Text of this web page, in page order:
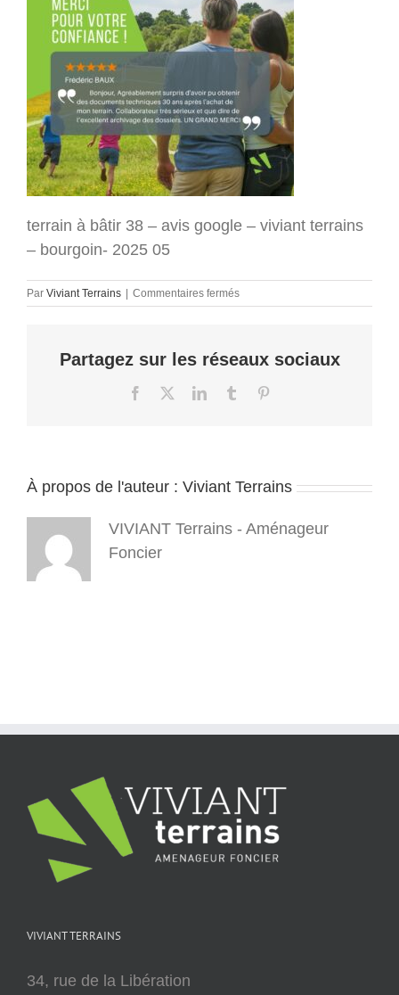
terrain à bâtir 38 – avis google – viviant terrains
– bourgoin- 2025 05
Par Viviant Terrains Commentaires ferméssur
terrain
38
bourgoin-
Partagez sur les réseaux sociaux
Facebook LinkedInTumblr
À propos de l'auteur : Viviant Terrains
VIVIANT Terrains - Aménageur
Foncier
VIVIANT TERRAINS
34, rue de la Libération